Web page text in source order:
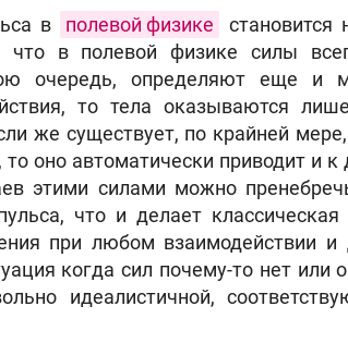
в полевой физике
в полевой физике силы
очередь, определяют еще и
то тела оказываются
же существует, по крайней мере,
оно автоматически приводит и
этими силами можно
что и делает
при любом взаимодействии
когда сил почему-то нет или
идеалистичной,